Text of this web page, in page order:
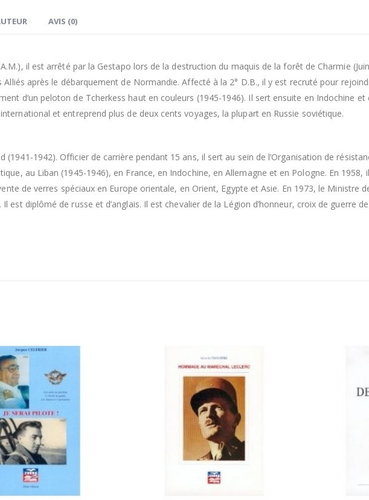
AVIS (0)
il est arrêté par la Gestapo lors de la destruction du maquis de la forêt de Charmie
Alliés après le débarquement de Normandie. Affecté à la 2° D.B., il y est recruté pour
d’un peloton de Tcherkess haut en couleurs (1945-1946). Il sert ensuite en Indochine et
et entreprend plus de deux cents voyages, la plupart en Russie soviétique.
1942). Officier de carrière pendant 15 ans, il sert au sein de l’Organisation de
au Liban (1945-1946), en France, en Indochine, en Allemagne et en Pologne. En 1958,
de verres spéciaux en Europe orientale, en Orient, Egypte et Asie. En 1973, le Ministre
diplômé de russe et d’anglais. Il est chevalier de la Légion d’honneur, croix de guerre